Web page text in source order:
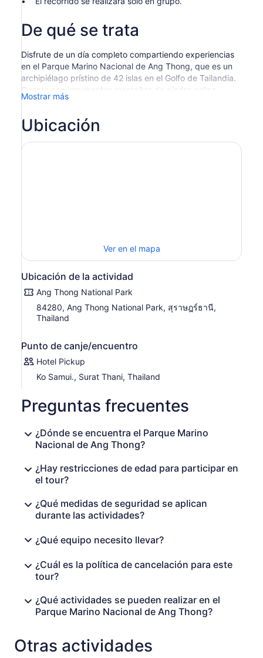
De qué se trata
Disfrute de un día completo compartiendo experiencias
en el Parque Marino Nacional de Ang Thong, que es un
archipiélago prístino de 42 islas en el Golfo de Tailandia.
Cuenta con imponentes montañas de piedra caliza,
espesa jungla, cascadas, playas de arena blanca y calas
del parque, las principales son Ko Phaluai, Ko Wua Ta
Ko Phai Luak. El pico más alto se encuentra en Ko
Mostrar más
Ubicación
Ver en el mapa
Ubicación de la actividad
Ang Thong National Park
84280, Ang Thong National Park, สุราษฎร์ธานี,
Thailand
Punto de canje/encuentro
Hotel Pickup
Ko Samui., Surat Thani, Thailand
Preguntas frecuentes
¿Dónde se encuentra el Parque Marino
Nacional de Ang Thong?
¿Hay restricciones de edad para participar en
el tour?
¿Qué medidas de seguridad se aplican
durante las actividades?
¿Qué equipo necesito llevar?
¿Cuál es la política de cancelación para este
tour?
¿Qué actividades se pueden realizar en el
Parque Marino Nacional de Ang Thong?
Otras actividades